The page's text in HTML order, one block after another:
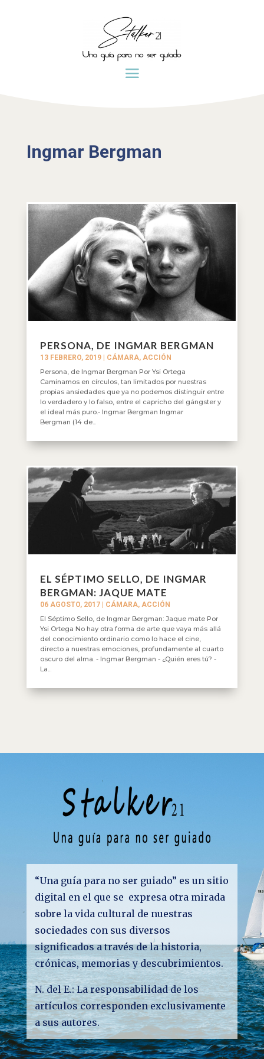
Ingmar Bergman
PERSONA, DE INGMAR BERGMAN
13 FEBRERO, 2019| CÁMARA, ACCIÓN
Persona, de Ingmar Bergman Por Ysi Ortega
Caminamos en círculos, tan limitados por nuestras
propias ansiedades que ya no podemos distinguir entre
lo verdadero y lo falso, entre el capricho del gángster y
el ideal más puro.- Ingmar Bergman Ingmar
Bergman (14 de...
EL SÉPTIMO SELLO, DE INGMAR
BERGMAN: JAQUE MATE
06 AGOSTO, 2017| CÁMARA, ACCIÓN
El Séptimo Sello, de Ingmar Bergman: Jaque mate Por
Ysi Ortega No hay otra forma de arte que vaya más allá
del conocimiento ordinario como lo hace el cine,
directo a nuestras emociones, profundamente al cuarto
oscuro del alma. - Ingmar Bergman - ¿Quién eres tú? -
La...
“Una guía para no ser guiado” es un sitio
digital en el que se expresa otra mirada
sobre la vida cultural de nuestras
sociedades con sus diversos
significados a través de la historia,
crónicas, memorias y descubrimientos.
N. del E.: La responsabilidad de los
artículos corresponden exclusivamente
a sus autores.